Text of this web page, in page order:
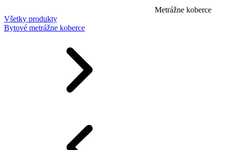
Metrážne koberce
Všetky produkty
Bytové metrážne koberce